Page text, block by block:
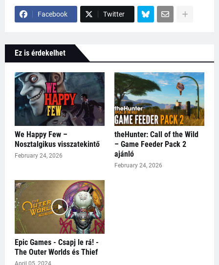
Facebook Twitter
Ez is érdekelhet
We Happy Few –
Nosztalgikus visszatekintő
February 24, 2026
theHunter: Call of the Wild
– Game Feeder Pack 2
ajánló
February 24, 2026
Epic Games - Csapj le rá! -
The Outer Worlds és Thief
April 05, 2024